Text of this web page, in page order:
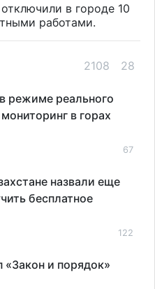
в городе 10
работами.
2108 28
режиме реального
в горах
67
назвали еще
бесплатное
122
«Закон и порядок»